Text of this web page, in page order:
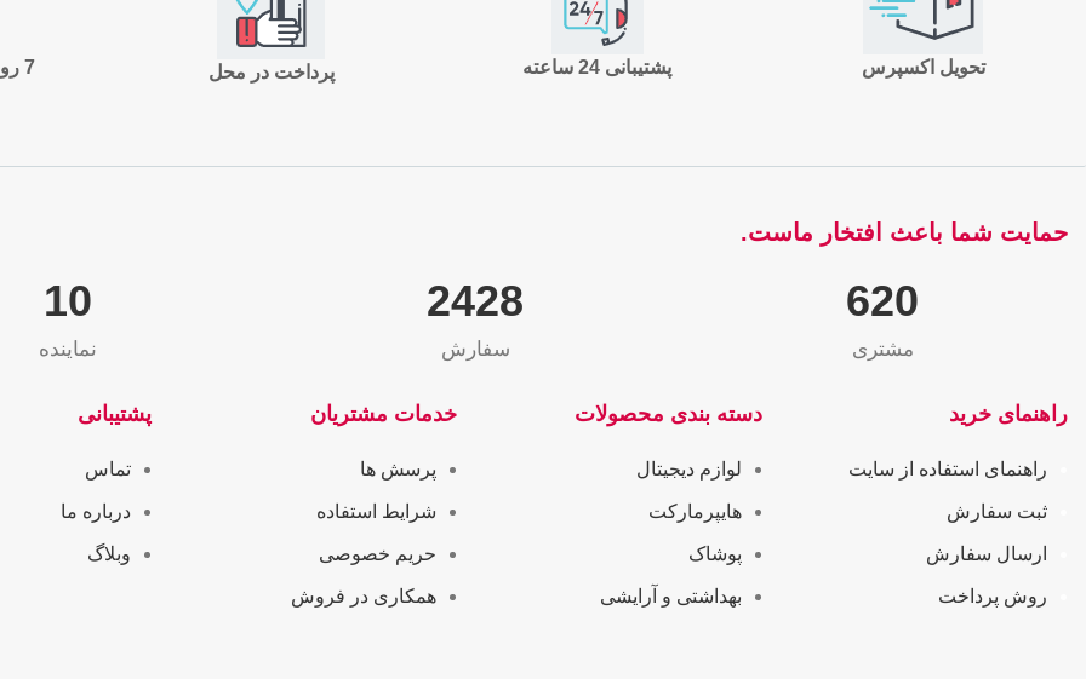
7 روز ضمانت بازگشت پرداخت در محل پشتیبانی 24 ساعته تحویل اکسپرس
حمایت شما باعث افتخار ماست.
10
نماینده
2565
سفارش
655
مشتری
پشتیبانی
تماس
درباره ما
وبلاگ
خدمات مشتریان
پرسش ها
شرایط استفاده
حریم خصوصی
همکاری در فروش
دسته بندی محصولات
لوازم دیجیتال
هایپرمارکت
پوشاک
بهداشتی و آرایشی
راهنمای خرید
راهنمای استفاده از سایت
ثبت سفارش
ارسال سفارش
روش پرداخت